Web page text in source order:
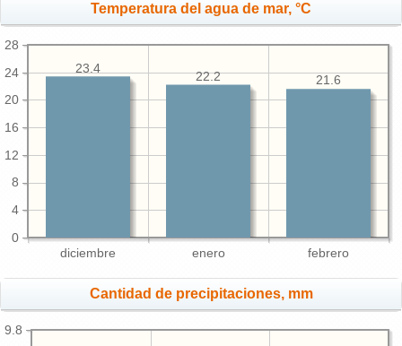
Temperatura del agua de mar, °C
diciembre enero febrero
0
4
8
12
16
20
24
28
21.6
22.2
23.4
Cantidad de precipitaciones, mm
9.8